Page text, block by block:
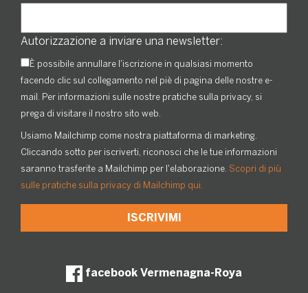
Autorizzazione a inviare una newsletter:
È possibile annullare l'iscrizione in qualsiasi momento
facendo clic sul collegamento nel piè di pagina delle nostre e-
mail. Per informazioni sulle nostre pratiche sulla privacy, si
prega di visitare il nostro sito web.
Usiamo Mailchimp come nostra piattaforma di marketing.
Cliccando sotto per iscriverti, riconosci che le tue informazioni
saranno trasferite a Mailchimp per l'elaborazione. Scopri di più
sulle pratiche sulla privacy di Mailchimp qui.
facebook Vermenagna-Roya